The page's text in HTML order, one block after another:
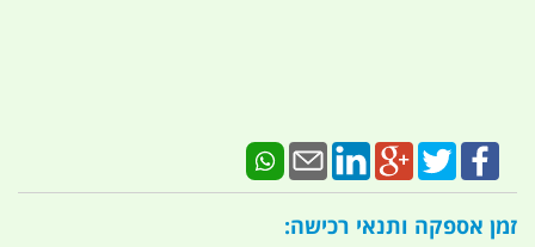
זמן אספקה ותנאי רכישה: